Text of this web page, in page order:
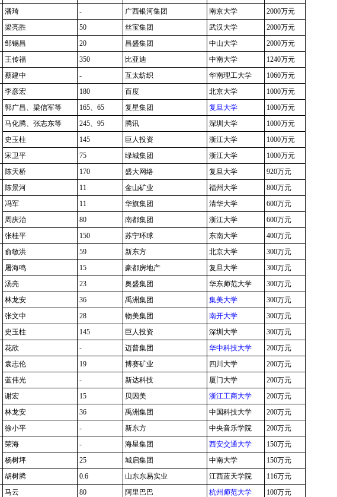
潘琦 - 广西银河集团 南京大学
2000万元
梁亮胜
50 丝宝集团 武汉大学
2000万元
邹锡昌
20 昌盛集团 中山大学
2000万元
王传福 350 比亚迪 中南大学
1240万元
蔡建中 - 互太纺织 华南理工大学 1060万元
李彦宏 180 百度 北京大学
1000万元
郭广昌、梁信军等
165、65 复星集团 复旦大学
1000万元
马化腾、张志东等
245、95 腾讯 深圳大学
1000万元
史玉柱
145 巨人投资 浙江大学
1000万元
宋卫平
75 绿城集团 浙江大学
1000万元
陈天桥 170 盛大网络 复旦大学
920万元
陈景河 11 金山矿业 福州大学 800万元
冯军 11 华旗集团 清华大学
600万元
周庆治
80 南都集团 浙江大学
600万元
张桂平 150 苏宁环球 东南大学 400万元
俞敏洪 59 新东方 北京大学
300万元
屠海鸣
15 豪都房地产 复旦大学
300万元
汤亮
23 奥盛集团 华东师范大学
300万元
林龙安
36 禹洲集团 集美大学
300万元
张文中
28 物美集团 南开大学
300万元
史玉柱
145 巨人投资 深圳大学 300万元
花欣 - 迈普集团 华中科技大学
200万元
袁志伦
19 博赛矿业 四川大学
200万元
蓝伟光
- 新达科技 厦门大学
200万元
谢宏
15 贝因美 浙江工商大学
200万元
林龙安
36 禹洲集团 中国科技大学
200万元
徐小平
- 新东方 中央音乐学院 200万元
荣海 - 海星集团 西安交通大学
150万元
杨树坪
25 城启集团 中南大学
150万元
胡树腾 0.6 山东东易实业 江西蓝天学院
116万元
马云
80 阿里巴巴 杭州师范大学 100万元